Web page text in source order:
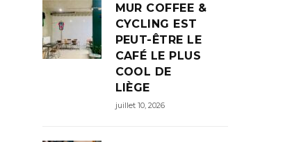
MUR COFFEE &
CYCLING EST
PEUT-ÊTRE LE
CAFÉ LE PLUS
COOL DE
LIÈGE
juillet 10, 2026